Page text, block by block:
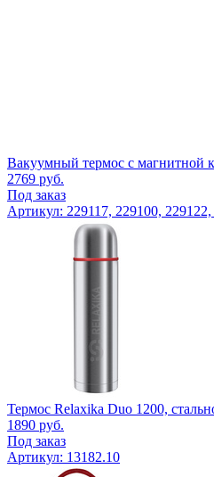
Вакуумный термос c магнитной
2769 руб.
Под заказ
Артикул: 229117, 229100, 229122,
Термос Relaxika Duo 1200,
1890 руб.
Под заказ
Артикул: 13182.10